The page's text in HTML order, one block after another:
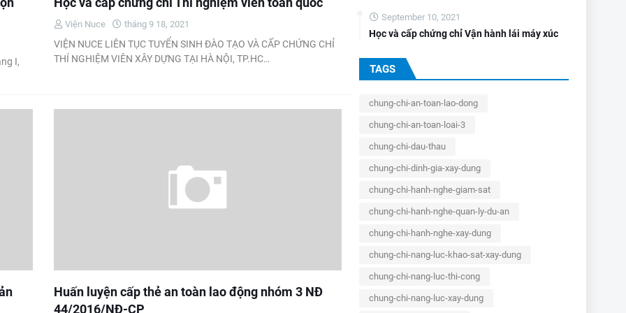
I,
Viện Nuce tháng 9 18, 2021
VIỆN NUCE LIÊN TỤC TUYỂN SINH ĐÀO TẠO VÀ CẤP CHỨNG CHỈ
THÍ NGHIỆM VIÊN XÂY DỰNG TẠI HÀ NỘI, TP.HC…
Huấn luyện cấp thẻ an toàn lao động nhóm 3 NĐ
44/2016/NĐ-CP
September 10, 2021
Học và cấp chứng chỉ Vận hành lái máy xúc
TAGS
chung-chi-an-toan-lao-dong
chung-chi-an-toan-loai-3
chung-chi-dau-thau
chung-chi-dinh-gia-xay-dung
chung-chi-hanh-nghe-giam-sat
chung-chi-hanh-nghe-quan-ly-du-an
chung-chi-hanh-nghe-xay-dung
chung-chi-nang-luc-khao-sat-xay-dung
chung-chi-nang-luc-thi-cong
chung-chi-nang-luc-xay-dung